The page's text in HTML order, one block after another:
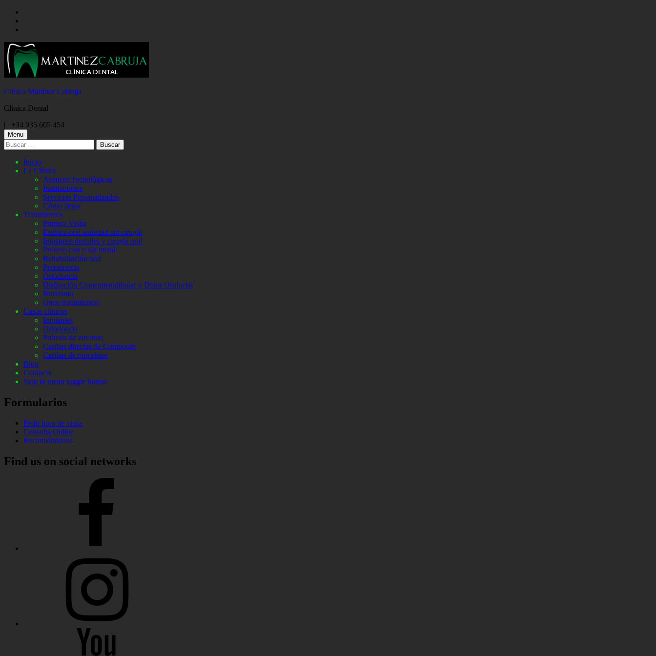
content
footer
Clínica Martínez Cabruja
Clínica Dental
|
Call
us
+34 935 605 454
Menu
Buscar:
Inicio
La Clínica
Avances Tecnológicos
Instalaciones
Servicios Personalizados
Cómo llegar
Tratamientos
Primera Visita
Estética oral antiedad sin cirugía
Implantes dentales y cirugía oral
Prótesis con o sin metal
Rehabilitación oral
Periodoncia
Ortodoncia
Disfunción Craneomandibular y Dolor Orofacial
Bruxismo
Otros tratamientos
Casos clínicos
Implantes
Ortodoncia
Prótesis de zirconio
Carillas directas de Composite
Carillas de porcelana
Blog
Contacto
Skip to menu toggle button
Formularios
Pedir hora de visita
Consulta Online
Recomiéndenos
Find us on social networks